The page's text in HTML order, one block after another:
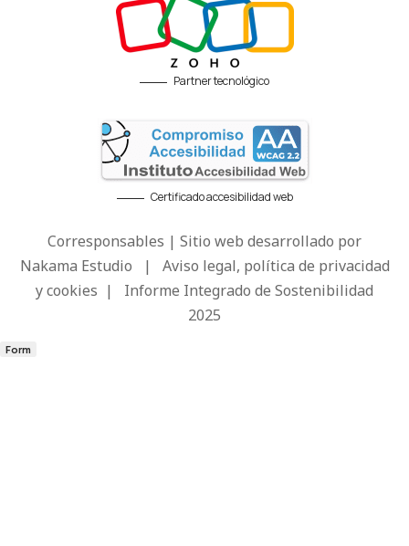
Partner tecnológico
Certificado accesibilidad web
Corresponsables | Sitio web desarrollado por
Nakama Estudio | Aviso legal, política de privacidad
y cookies | Informe Integrado de Sostenibilidad
2025
Form